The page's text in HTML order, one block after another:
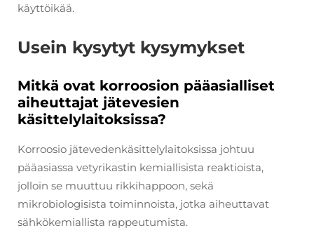
käyttöikää.
Usein kysytyt kysymykset
Mitkä ovat korroosion pääasialliset
aiheuttajat jätevesien
käsittelylaitoksissa?
Korroosio jätevedenkäsittelylaitoksissa johtuu
pääasiassa vetyrikastin kemiallisista reaktioista,
jolloin se muuttuu rikkihappoon, sekä
mikrobiologisista toiminnoista, jotka aiheuttavat
sähkökemiallista rappeutumista.